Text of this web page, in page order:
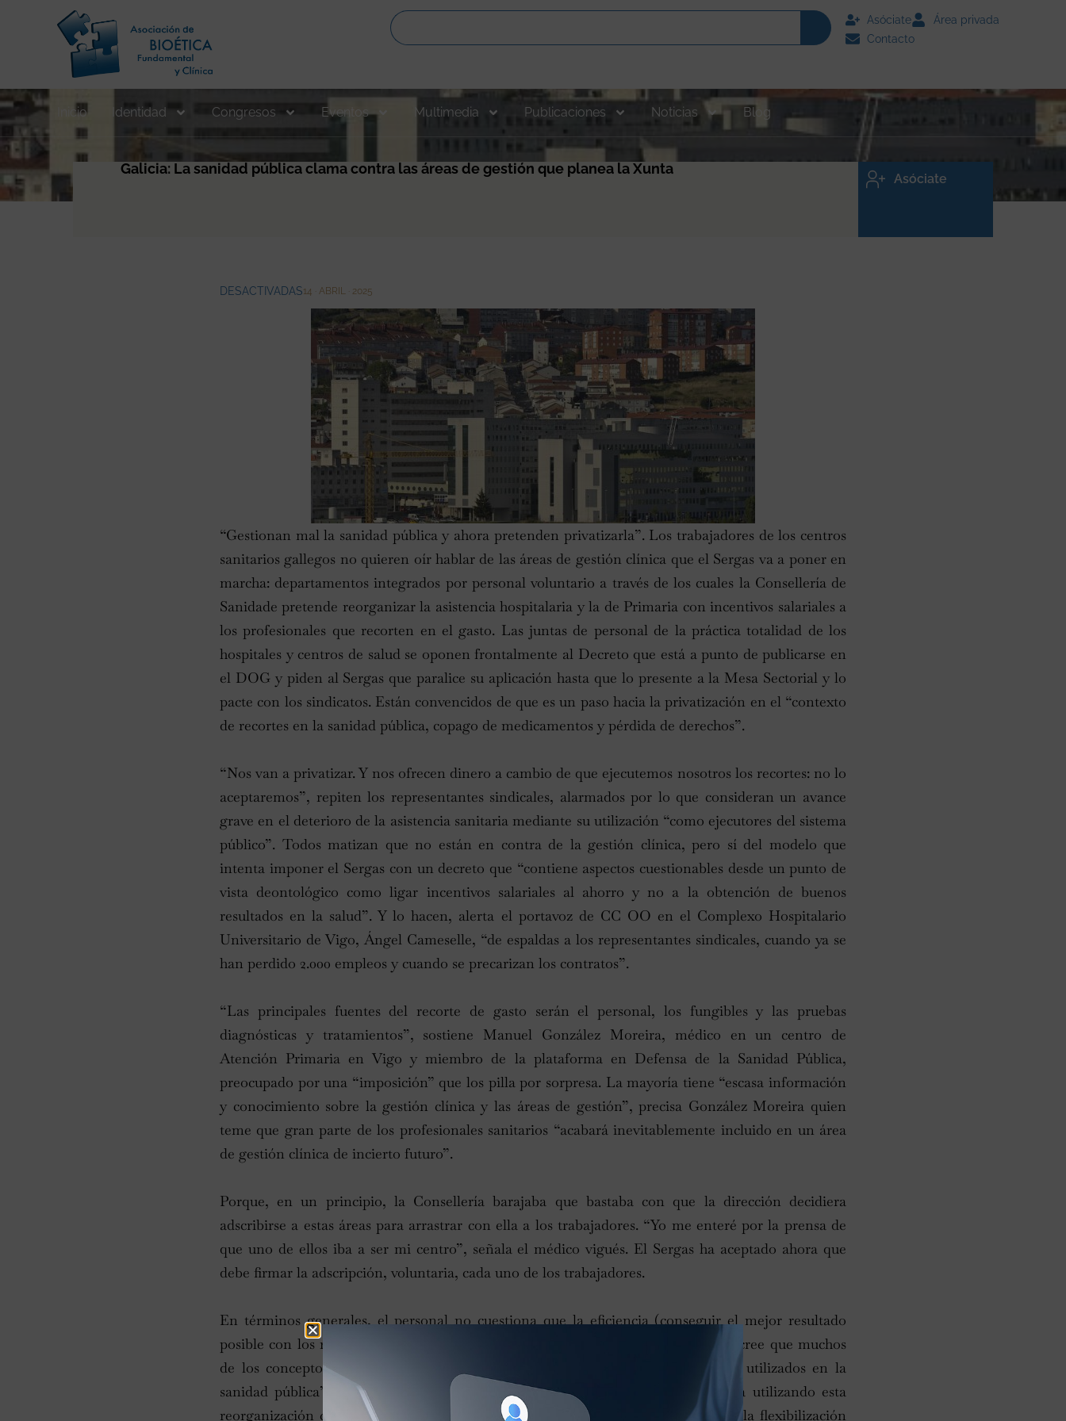
Asóciate
Área privada
Contacto
Inicio Identidad Congresos Eventos Multimedia Publicaciones Noticias Blog
Galicia: La sanidad pública clama contra las áreas de gestión que planea la Xunta
Asóciate
DESACTIVADAS14 · ABRIL · 2025
“Gestionan mal la sanidad pública y ahora pretenden privatizarla”. Los trabajadores de los centros
sanitarios gallegos no quieren oír hablar de las áreas de gestión clínica que el Sergas va a poner en
marcha: departamentos integrados por personal voluntario a través de los cuales la Consellería de
Sanidade pretende reorganizar la asistencia hospitalaria y la de Primaria con incentivos salariales a
los profesionales que recorten en el gasto. Las juntas de personal de la práctica totalidad de los
hospitales y centros de salud se oponen frontalmente al Decreto que está a punto de publicarse en
el DOG y piden al Sergas que paralice su aplicación hasta que lo presente a la Mesa Sectorial y lo
pacte con los sindicatos. Están convencidos de que es un paso hacia la privatización en el “contexto
de recortes en la sanidad pública, copago de medicamentos y pérdida de derechos”.
“Nos van a privatizar. Y nos ofrecen dinero a cambio de que ejecutemos nosotros los recortes: no lo
aceptaremos”, repiten los representantes sindicales, alarmados por lo que consideran un avance
grave en el deterioro de la asistencia sanitaria mediante su utilización “como ejecutores del sistema
público”. Todos matizan que no están en contra de la gestión clínica, pero sí del modelo que
intenta imponer el Sergas con un decreto que “contiene aspectos cuestionables desde un punto de
vista deontológico como ligar incentivos salariales al ahorro y no a la obtención de buenos
resultados en la salud”. Y lo hacen, alerta el portavoz de CC OO en el Complexo Hospitalario
Universitario de Vigo, Ángel Cameselle, “de espaldas a los representantes sindicales, cuando ya se
han perdido 2.000 empleos y cuando se precarizan los contratos”.
“Las principales fuentes del recorte de gasto serán el personal, los fungibles y las pruebas
diagnósticas y tratamientos”, sostiene Manuel González Moreira, médico en un centro de
Atención Primaria en Vigo y miembro de la plataforma en Defensa de la Sanidad Pública,
preocupado por una “imposición” que los pilla por sorpresa. La mayoría tiene “escasa información
y conocimiento sobre la gestión clínica y las áreas de gestión”, precisa González Moreira quien
teme que gran parte de los profesionales sanitarios “acabará inevitablemente incluido en un área
de gestión clínica de incierto futuro”.
Porque, en un principio, la Consellería barajaba que bastaba con que la dirección decidiera
adscribirse a estas áreas para arrastrar con ella a los trabajadores. “Yo me enteré por la prensa de
que uno de ellos iba a ser mi centro”, señala el médico vigués. El Sergas ha aceptado ahora que
debe firmar la adscripción, voluntaria, cada uno de los trabajadores.
En términos generales, el personal no cuestiona que la eficiencia (conseguir el mejor resultado
posible con los recursos disponibles) sea una obligación de la sanidad pública, y cree que muchos
de los conceptos de la gestión clínica son “perfectamente válidos y deben ser utilizados en la
sanidad pública”. Pero los trabajadores están convencidos de que el Sergas está utilizando esta
reorganización con otro objetivo: el de la privatización; en este caso, a través de la flexibilización